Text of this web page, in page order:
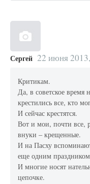
Сергей 22 июня
Критикам.
Да, в советское время
крестились все, кто
И сейчас крестятся.
Вот и мои, почти все,
внуки – крещенные.
И на Пасху
еще одним
И многие носят
цепочке.